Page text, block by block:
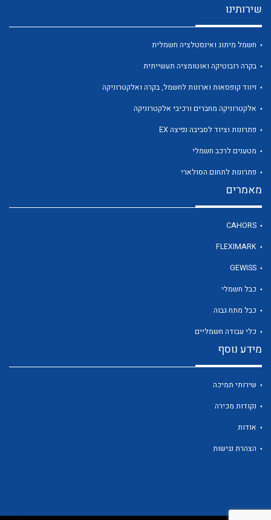
לכל מוצרי היצרן
לכל מוצרי היצרן
לכל מוצרי היצרן
שירותינו
חשמל מיתוג ואינסטלציה חשמלית
בקרה רובוטיקה ואוטומציה תעשייתית
זיווד קופסאות וארונות לחשמל, בקרה ואלקטרוניקה
אלקטרוניקה מחברים ורכיבי אלקטרוניקה
פתרונות וציוד לסביבה נפיצה EX
מטענים לרכב חשמלי
פתרונות לתחום הסולארי
מאמרים
CAHORS
FLEXIMARK
GEWISS
כבל חשמלי
כבל מתח גבוה
כלי עבודה חשמליים
מידע נוסף
שירותי תמיכה
נקודות מכירה
אודות
הצהרת נגישות